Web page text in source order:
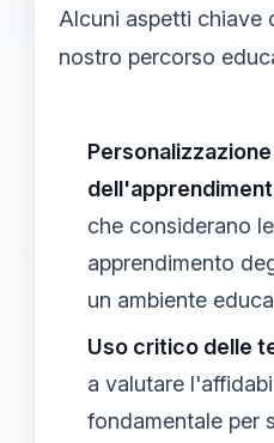
Alcuni aspetti chiave
nostro percorso
Personalizzazione
che considerano
apprendimento
un ambiente
Uso critico delle
a valutare
fondamentale per